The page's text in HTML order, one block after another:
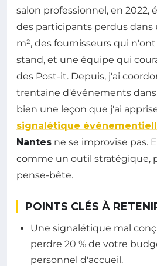
salon professionnel, en 2022,
des participants perdus dans
m², des fournisseurs qui
stand, et une équipe qui
des Post-it. Depuis, j'ai
trentaine d'événements dans
bien une leçon que j'ai
signalétique
Nantes ne se improvise pas.
comme un outil stratégique,
pense-bête.
POINTS CLÉS À
Une signalétique mal
perdre 20 % de votre
personnel d'accueil.